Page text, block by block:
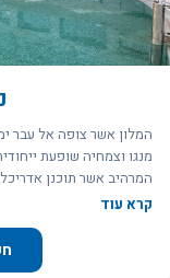
המלון אשר צופה אל עבר
מנגו וצמחיה שופעת
המרהיב אשר תוכנן
הטובה ובנוי כצורת הנבל
אדריכלי
הבזלת השחורות
קרא עוד